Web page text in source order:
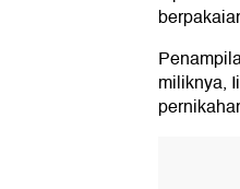
miliknya,